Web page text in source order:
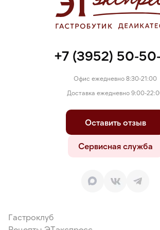
+7 (3952) 50-
Офис ежедневно 8:30-21:00
Доставка ежедневно 9:00-
Оставить отзыв
Сервисная служба
Гастроклуб